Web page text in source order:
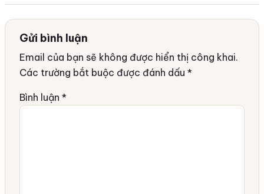
Gửi bình luận
Email của bạn sẽ không được hiển thị công khai.
Các trường bắt buộc được đánh dấu *
Bình luận *